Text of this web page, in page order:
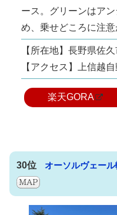
ース。グリーンはア
め、乗せどころに注意
【所在地】長野県佐
【アクセス】上信越
楽天GORA
30位 オーソルヴェー